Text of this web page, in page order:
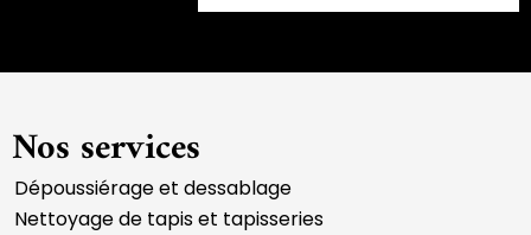
Nos services
Dépoussiérage et dessablage
Nettoyage de tapis et tapisseries